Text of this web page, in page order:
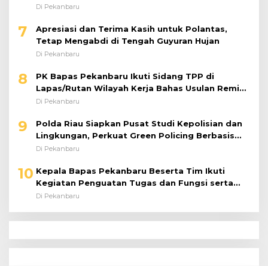
Perkuat Kinerja Satuan
Di Pekanbaru
7
Apresiasi dan Terima Kasih untuk Polantas,
Tetap Mengabdi di Tengah Guyuran Hujan
Di Pekanbaru
8
PK Bapas Pekanbaru Ikuti Sidang TPP di
Lapas/Rutan Wilayah Kerja Bahas Usulan Remisi
Umum Jelang Hari Kemerdekaan
Di Pekanbaru
9
Polda Riau Siapkan Pusat Studi Kepolisian dan
Lingkungan, Perkuat Green Policing Berbasis
Riset
Di Pekanbaru
10 Kepala Bapas Pekanbaru Beserta Tim Ikuti
Kegiatan Penguatan Tugas dan Fungsi serta
Paparan Penempatan WBP ke Lapas Terbuka
Di Pekanbaru